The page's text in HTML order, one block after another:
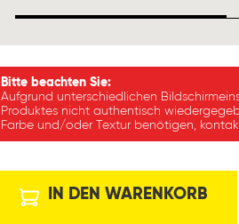
Bitte beachten Sie:
Aufgrund unterschiedlichen
Produktes nicht authentisch
Farbe und/oder Textur benötigen,
IN DEN WARENKORB